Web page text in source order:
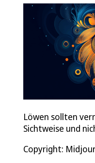
Löwen sollten
Sichtweise und
Copyright: